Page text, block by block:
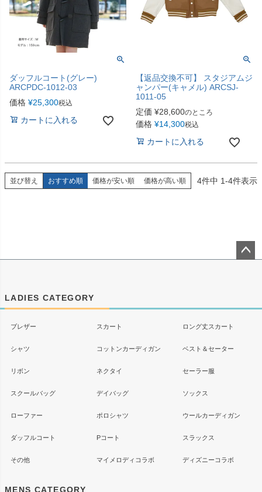
ダッフルコート(グレー)
ARCPDC-1012-03
価格 ¥25,300税込
カートに入れる
【返品交換不可】 スタジアムジ
ャンパー(キャメル) ARCSJ-
1011-05
定価 ¥28,600のところ
価格 ¥14,300税込
カートに入れる
並び替え おすすめ順 価格が安い順 価格が高い順 4件中 1-4件表示
LADIES CATEGORY
ブレザー スカート ロング丈スカート
シャツ コットンカーディガン ベスト＆セーター
リボン ネクタイ セーラー服
スクールバッグ デイバッグ ソックス
ローファー ポロシャツ ウールカーディガン
ダッフルコート Pコート スラックス
その他 マイメロディコラボ ディズニーコラボ
MENS CATEGORY